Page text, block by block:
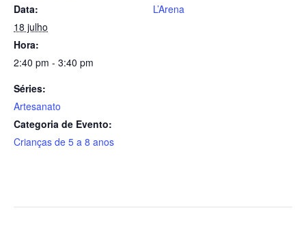
Data:
18 julho
Hora:
2:40 pm - 3:40 pm
Séries:
Artesanato
Categoria de Evento:
Crianças de 5 a 8 anos
L’Arena